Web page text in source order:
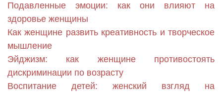
Подавленные эмоции: как они влияют на
здоровье женщины
Как женщине развить креативность и творческое
мышление
Эйджизм: как женщине противостоять
дискриминации по возрасту
Воспитание детей: женский взгляд на